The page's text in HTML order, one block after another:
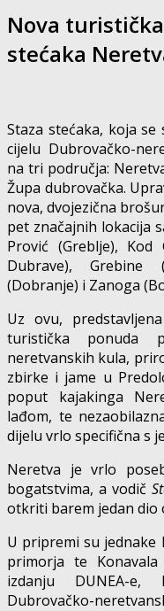
Nova
stećaka
Staza stećaka, koja
cijelu Dubrovačko-
na tri područja:
Župa dubrovačka.
nova, dvojezična
pet značajnih lokacija
Prović (Greblje), Kod
Dubrave), Grebine
(Dobranje) i Zanoga
Uz ovu,
turistička ponuda
neretvanskih kula,
zbirke i jame u
poput kajakinga
lađom, te
dijelu vrlo specifična s
Neretva je vrlo
bogatstvima, a vodič
otkriti barem jedan dio
U pripremi su jednake
primorja te
izdanju DUNEA-e,
Dubrovačko-